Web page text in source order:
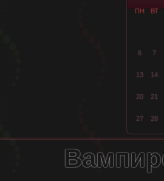
ПН ВТ
6 7
13 14
20 21
27 28